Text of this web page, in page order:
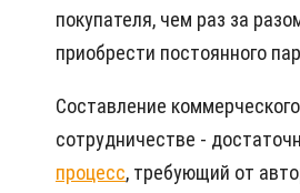
покупателя, чем раз за
приобрести постоянного
Составление
сотрудничестве -
процесс, требующий от